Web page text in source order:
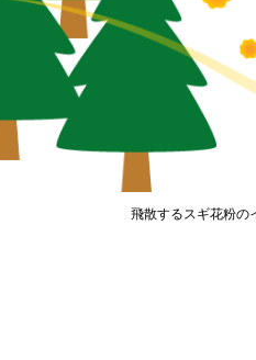
飛散するスギ花粉の